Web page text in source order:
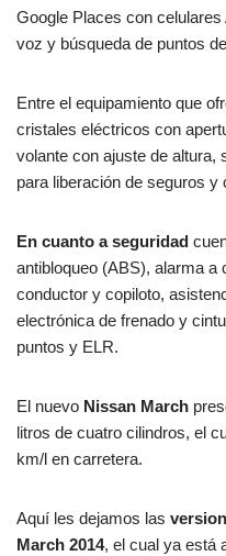
Google Places con
voz y búsqueda de puntos
Entre el equipamiento que
cristales eléctricos con
volante con ajuste de altura,
para liberación de seguros y
En cuanto a seguridad
antibloqueo (ABS), alarma a
conductor y copiloto,
electrónica de frenado y
puntos y ELR.
El nuevo Nissan March
litros de cuatro cilindros, el
km/l en carretera.
Aquí les dejamos las
March 2014, el cual ya está